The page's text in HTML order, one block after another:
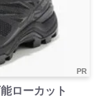
PR
ローカット